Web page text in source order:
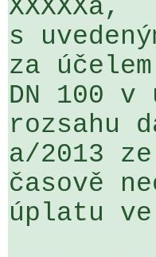
XXXXXa,
s
za
DN 100 v
rozsahu
a/2013
časově
úplatu